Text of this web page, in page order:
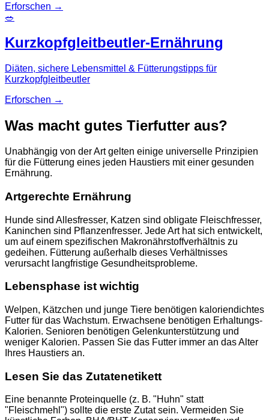
Erforschen →
🥗
Kurzkopfgleitbeutler-Ernährung
Diäten, sichere Lebensmittel & Fütterungstipps für
Kurzkopfgleitbeutler
Erforschen →
Was macht gutes Tierfutter aus?
Unabhängig von der Art gelten einige universelle Prinzipien
für die Fütterung eines jeden Haustiers mit einer gesunden
Ernährung.
Artgerechte Ernährung
Hunde sind Allesfresser, Katzen sind obligate Fleischfresser,
Kaninchen sind Pflanzenfresser. Jede Art hat sich entwickelt,
um auf einem spezifischen Makronährstoffverhältnis zu
gedeihen. Fütterung außerhalb dieses Verhältnisses
verursacht langfristige Gesundheitsprobleme.
Lebensphase ist wichtig
Welpen, Kätzchen und junge Tiere benötigen kaloriendichtes
Futter für das Wachstum. Erwachsene benötigen Erhaltungs-
Kalorien. Senioren benötigen Gelenkunterstützung und
weniger Kalorien. Passen Sie das Futter immer an das Alter
Ihres Haustiers an.
Lesen Sie das Zutatenetikett
Eine benannte Proteinquelle (z. B. "Huhn" statt
"Fleischmehl") sollte die erste Zutat sein. Vermeiden Sie